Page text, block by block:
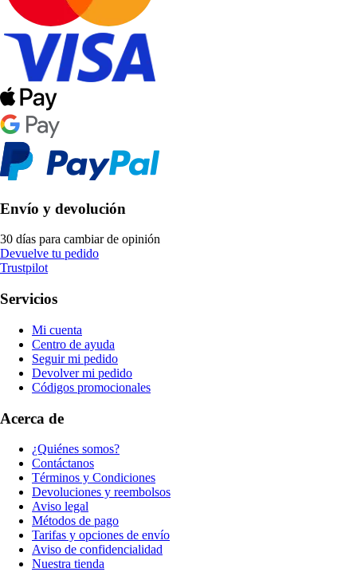
Envío y devolución
30 días para cambiar de opinión
Devuelve tu pedido
Trustpilot
Servicios
Mi cuenta
Centro de ayuda
Seguir mi pedido
Devolver mi pedido
Códigos promocionales
Acerca de
¿Quiénes somos?
Contáctanos
Términos y Condiciones
Devoluciones y reembolsos
Aviso legal
Métodos de pago
Tarifas y opciones de envío
Aviso de confidencialidad
Nuestra tienda